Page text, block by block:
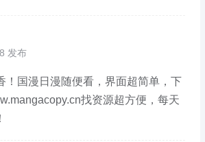
发布
！国漫日漫随便看，界面超简单，下
找资源超方便，每天